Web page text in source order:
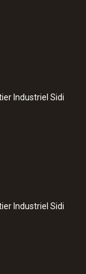
Industriel Sidi
Industriel Sidi